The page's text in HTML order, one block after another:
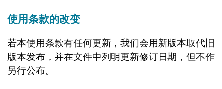
使用条款的改变
若本使用条款有任何更新，我们会用新版本取代旧
版本发布，并在文件中列明更新修订日期，但不作
另行公布。